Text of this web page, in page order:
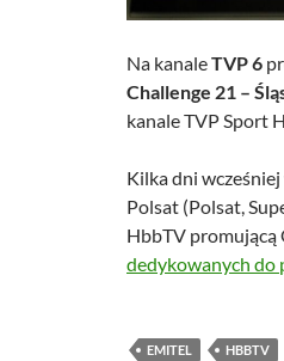
Na kanaleTVP 6
Challenge 21 –
kanale TVP Sport
Kilka dni
Polsat (Polsat,
HbbTV promującą
dedykowanych do
EMITEL HBBTV